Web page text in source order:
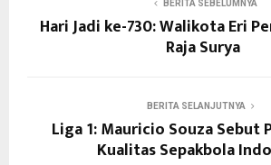
BERITA SEBELUMNYA
Hari Jadi ke-730: Walikota Eri
Raja Surya
BERITA SELANJUTNYA
Liga 1: Mauricio Souza Sebut
Kualitas Sepakbola